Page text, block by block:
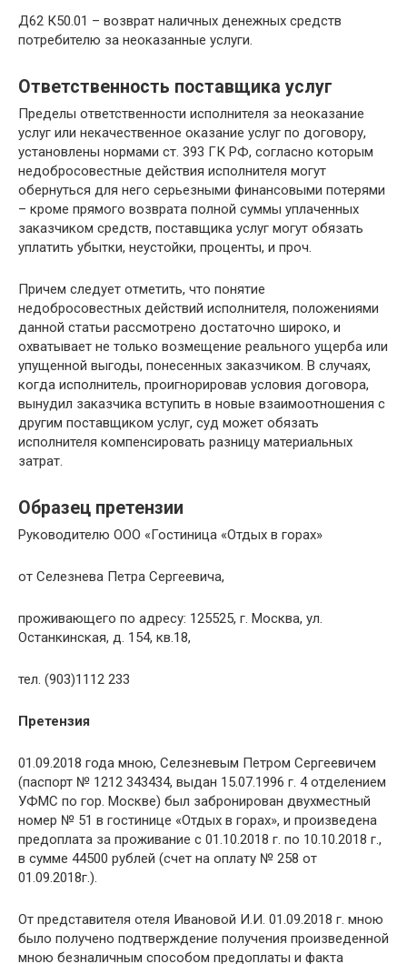
Д62 К50.01 – возврат наличных денежных средств
потребителю за неоказанные услуги.
Ответственность поставщика услуг
Пределы ответственности исполнителя за неоказание
услуг или некачественное оказание услуг по договору,
установлены нормами ст. 393 ГК РФ, согласно которым
недобросовестные действия исполнителя могут
обернуться для него серьезными финансовыми потерями
– кроме прямого возврата полной суммы уплаченных
заказчиком средств, поставщика услуг могут обязать
уплатить убытки, неустойки, проценты, и проч.
Причем следует отметить, что понятие
недобросовестных действий исполнителя, положениями
данной статьи рассмотрено достаточно широко, и
охватывает не только возмещение реального ущерба или
упущенной выгоды, понесенных заказчиком. В случаях,
когда исполнитель, проигнорировав условия договора,
вынудил заказчика вступить в новые взаимоотношения с
другим поставщиком услуг, суд может обязать
исполнителя компенсировать разницу материальных
затрат.
Образец претензии
Руководителю ООО «Гостиница «Отдых в горах»
от Селезнева Петра Сергеевича,
проживающего по адресу: 125525, г. Москва, ул.
Останкинская, д. 154, кв.18,
тел. (903)1112 233
Претензия
01.09.2018 года мною, Селезневым Петром Сергеевичем
(паспорт № 1212 343434, выдан 15.07.1996 г. 4 отделением
УФМС по гор. Москве) был забронирован двухместный
номер № 51 в гостинице «Отдых в горах», и произведена
предоплата за проживание с 01.10.2018 г. по 10.10.2018 г.,
в сумме 44500 рублей (счет на оплату № 258 от
01.09.2018г.).
От представителя отеля Ивановой И.И. 01.09.2018 г. мною
было получено подтверждение получения произведенной
мною безналичным способом предоплаты и факта